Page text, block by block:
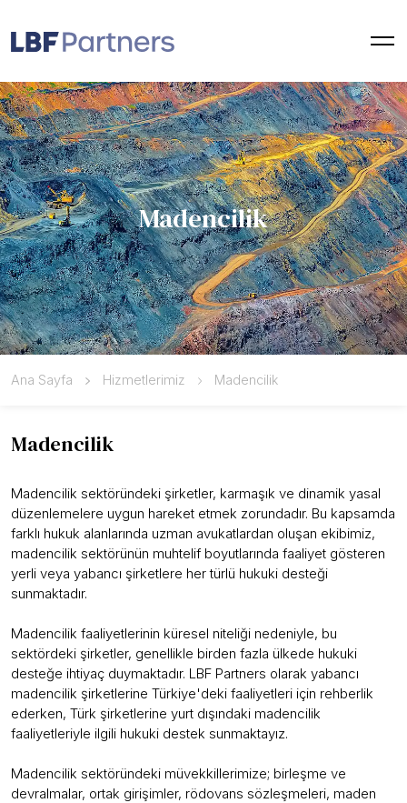
Madencilik
Ana Sayfa Hizmetlerimiz Madencilik
Madencilik
Madencilik sektöründeki şirketler, karmaşık ve dinamik yasal
düzenlemelere uygun hareket etmek zorundadır. Bu kapsamda
farklı hukuk alanlarında uzman avukatlardan oluşan ekibimiz,
madencilik sektörünün muhtelif boyutlarında faaliyet gösteren
yerli veya yabancı şirketlere her türlü hukuki desteği
sunmaktadır.
Madencilik faaliyetlerinin küresel niteliği nedeniyle, bu
sektördeki şirketler, genellikle birden fazla ülkede hukuki
desteğe ihtiyaç duymaktadır. LBF Partners olarak yabancı
madencilik şirketlerine Türkiye'deki faaliyetleri için rehberlik
ederken, Türk şirketlerine yurt dışındaki madencilik
faaliyetleriyle ilgili hukuki destek sunmaktayız.
Madencilik sektöründeki müvekkillerimize; birleşme ve
devralmalar, ortak girişimler, rödovans sözleşmeleri, maden